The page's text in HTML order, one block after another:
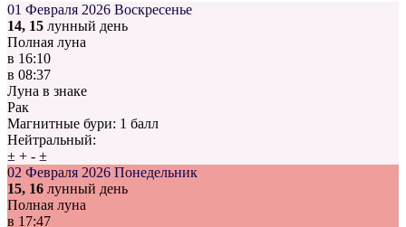
01 Февраля 2026 Воскресенье
14, 15 лунный день
Полная луна
в 16:10
в 08:37
Луна в знаке
Рак
Магнитные бури: 1 балл
Нейтральный:
± + - ±
02 Февраля 2026 Понедельник
15, 16 лунный день
Полная луна
в 17:47